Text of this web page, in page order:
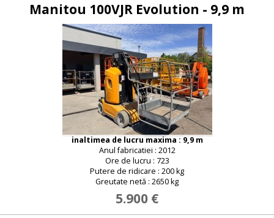
Manitou 100VJR Evolution - 9,9 m
inaltimea de lucru maxima : 9,9 m
Anul fabricatiei : 2012
Ore de lucru : 723
Putere de ridicare : 200 kg
Greutate netă : 2650 kg
5.900 €